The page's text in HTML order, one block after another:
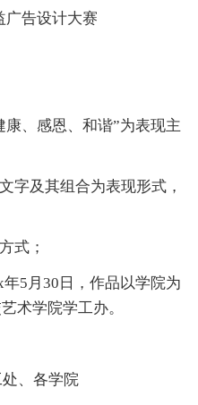
告设计大赛
、感恩、和谐”为表现主
及其组合为表现形式，
式；
5月30日，作品以学院为
术学院学工办。
、各学院